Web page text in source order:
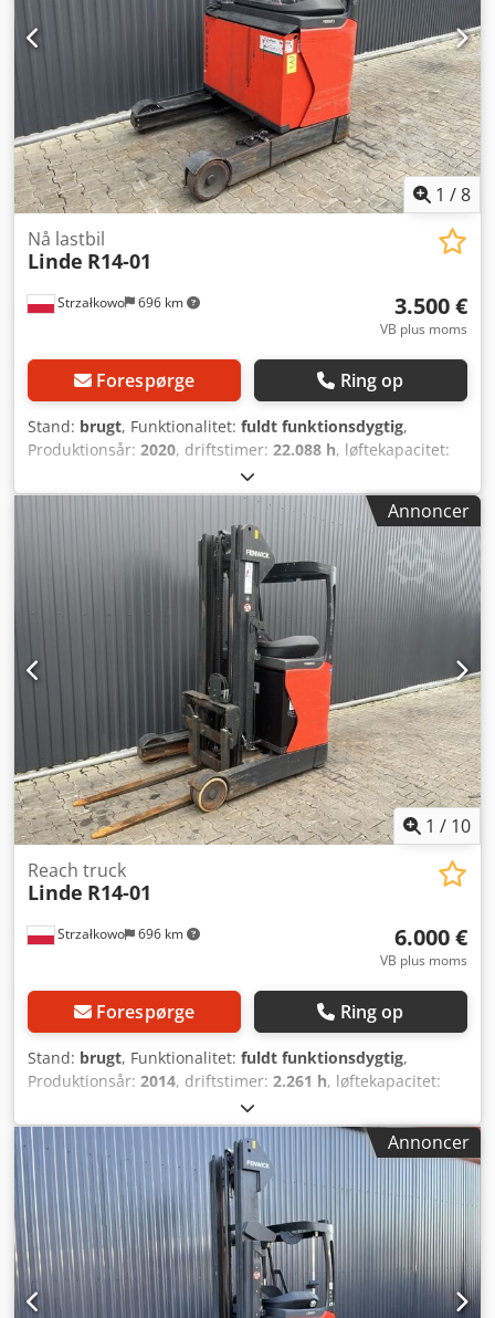
1 /8
Strzałkowo 696 km
Nå lastbil
Linde R14-01
3.500 €
VB plus moms
Forespørge Ring op
Stand: brugt, Funktionalitet: fuldt funktionsdygtig,
Produktionsår: 2020, driftstimer: 22.088 h, løftekapacitet:
6.560 mm
brændstoftype:elektrisk, mastetype:triplex,
bygningshøjde:
, drivtype: Elektro , Reachtruck
ISO-klasse: ISO klasse 2 = 1.000 - 2.500 kg Masttype: Triplex
Stand: Klar til brug og fuldt funktionsdygtig Teknisk stand:
god Batteri volt: 48V Dksdpfxjw Hvgys Apwor Sideskifter,
Annoncer
1 / 10
Strzałkowo 696 km
Reach truck
Linde R14-01
6.000 €
VB plus moms
Forespørge Ring op
Stand: brugt, Funktionalitet: fuldt funktionsdygtig,
Produktionsår: 2014, driftstimer: 2.261 h, løftekapacitet:
5.490 mm
brændstoftype:elektrisk, mastetype:triplex,
bygningshøjde:
2.385 mm, drivtype:
, Reachtruck
ISO-klasse: ISO klasse 2 = 1.000 - 2.500 kg Masttype: Triplex
Stand: Klar til brug og fuldt funktionsdygtig Teknisk stand:
god Batteri Volt: 48V Dksdsx N Dl Ajpfx Apwjr Batteri
årgang: 2023 Sidetilt,
Annoncer